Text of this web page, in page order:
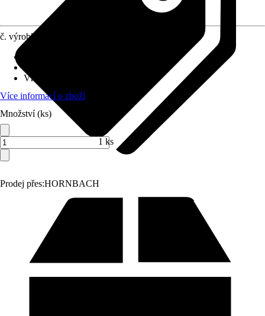
Prodej přes:HORNBACH
č. výrobku
Vhodné pro
Více informací o zboží
Množství (ks)
1 ks